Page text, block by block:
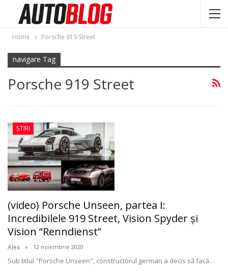
Home Porsche 919 Street
navigare Tag
Porsche 919 Street
ȘTIRI
(video) Porsche Unseen, partea I:
Incredibilele 919 Street, Vision Spyder şi
Vision “Renndienst”
Alex 12 noiembrie 2020
Sub titlul "Porsche Unseen", constructorul german a decis să facă…